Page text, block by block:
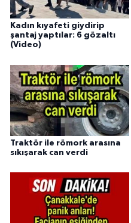
Kadın kıyafeti giydirip
şantaj yaptılar: 6 gözaltı
(Video)
Traktör ile römork arasına
sıkışarak can verdi